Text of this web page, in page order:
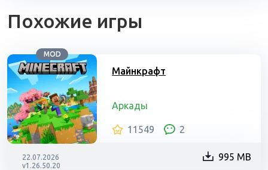
Похожие игры
MOD
Майнкрафт
Аркады
11549 2
22.07.2026
v1.26.50.20
995 MB